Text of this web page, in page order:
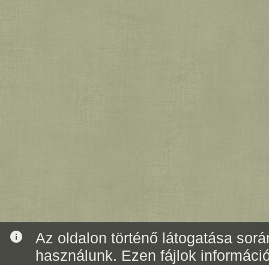
info
Az oldalon történő látogatása
használunk. Ezen fájlok